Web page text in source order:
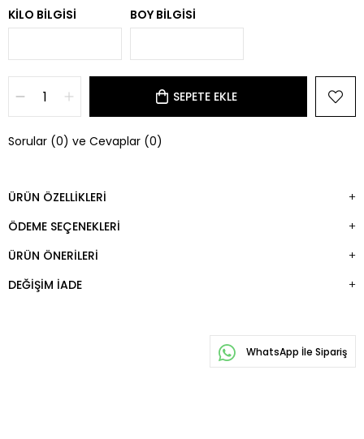
KILO BILGISI BOY BILGISI
Sorular (0) ve Cevaplar (0)
ÜRÜN ÖZELLIKLERI
ÖDEME SEÇENEKLERI
ÜRÜN ÖNERILERI
DEĞIŞIM İADE
WhatsApp İle Sipariş